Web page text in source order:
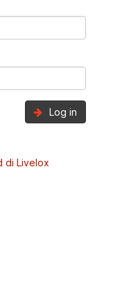
Log in
di Livelox